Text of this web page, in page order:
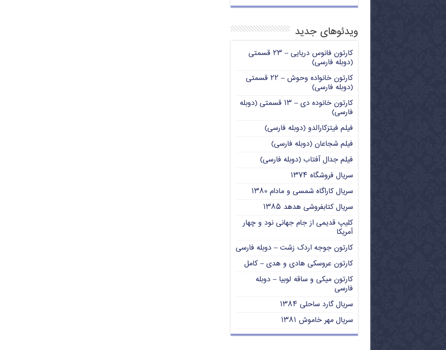
ویدئوهای جدید
کارتون فانوس دریایی – ۲۳ قسمتی
(دوبله فارسی)
کارتون خانواده وحوش – ۲۲ قسمتی
(دوبله فارسی)
کارتون خانوده دی – ۱۳ قسمتی (دوبله
فارسی)
فیلم فیتزکارالدو (دوبله فارسی)
فیلم شجاعان (دوبله فارسی)
فیلم جدال آفتاب (دوبله فارسی)
سریال فروشگاه ۱۳۷۴
سریال کاراگاه شمسی و مادام ۱۳۸۰
سریال کتابفروشی هدهد ۱۳۸۵
کلیپ قدیمی از جام جهانی نود و چهار
آمریکا
کارتون جوجه اردک زشت – دوبله فارسی
کارتون عروسکی هادی و هدی – کامل
کارتون میکی و ساقه لوبیا – دوبله
فارسی
سریال گارد ساحلی ۱۳۸۴
سریال مهر خاموش ۱۳۸۱